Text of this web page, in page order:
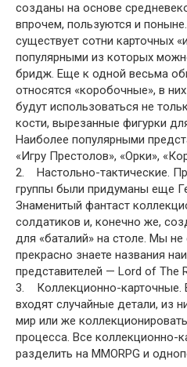
созданы на основе
впрочем, пользуются и
существует сотни карточных
популярными из которых
бридж. Еще к одной весьма
относятся «коробочные», в
будут использоваться не
кости, вырезанные фигурки
Наиболее популярными
«Игру Престолов», «Орки»,
2. Настольно-тактические.
группы были придуманы еще
Знаменитый фантаст
солдатиков и, конечно же,
для «баталий» на столе. Мы
прекрасно знаете названия
представителей — Lord of The
3. Коллекционно-карточные.
входят случайные детали, из
мир или же
процесса. Все коллекционно-
разделить на MMORPG и